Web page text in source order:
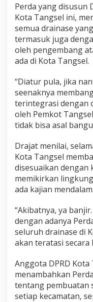
Perda yang disusun
Kota Tangsel ini,
semua drainase
termasuk juga
oleh pengembang
ada di Kota Tangsel.
“Diatur pula, jika
seenaknya
terintegrasi dengan
oleh Pemkot
tidak bisa asal
Drajat menilai,
Kota Tangsel
disesuaikan dengan
memikirkan
ada kajian mendalam.
“Akibatnya, ya
dengan adanya
seluruh drainase di
akan teratasi secara
Anggota DPRD Kota
menambahkan
tentang pembuatan
setiap kecamatan,